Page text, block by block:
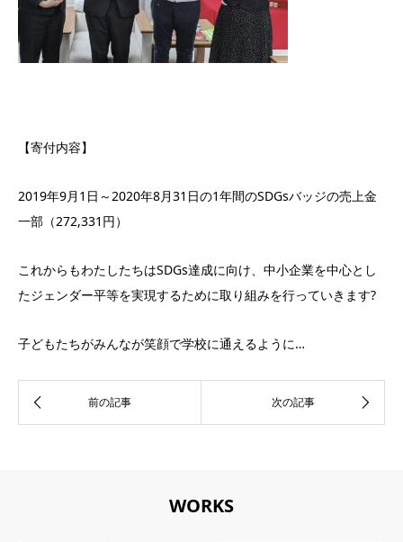
【寄付内容】
2019年9月1日～2020年8月31日の1年間のSDGsバッジの売上金
一部（272,331円）
これからもわたしたちはSDGs達成に向け、中小企業を中心とし
たジェンダー平等を実現するために取り組みを行っていきます?
子どもたちがみんなが笑顔で学校に通えるように…
WORKS